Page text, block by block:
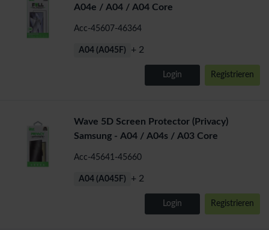
A04e / A04 / A04 Core
Acc-45607-46364
A04 (A045F) + 2
Login Registrieren
Wave 5D Screen Protector (Privacy)
Samsung - A04 / A04s / A03 Core
Acc-45641-45660
A04 (A045F) + 2
Login Registrieren